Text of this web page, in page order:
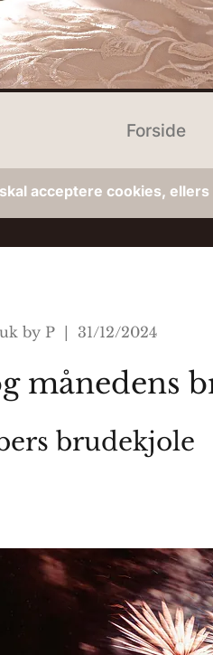
Forside
skal acceptere cookies,
by P | 31/12/2024
månedens
brudekjole